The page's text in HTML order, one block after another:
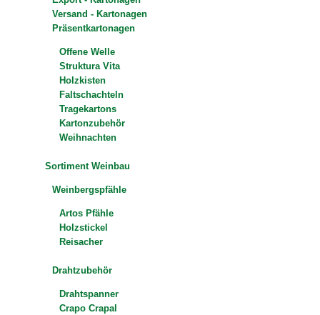
Versand - Kartonagen
Präsentkartonagen
Offene Welle
Struktura Vita
Holzkisten
Faltschachteln
Tragekartons
Kartonzubehör
Weihnachten
Sortiment Weinbau
Weinbergspfähle
Artos Pfähle
Holzstickel
Reisacher
Drahtzubehör
Drahtspanner
Crapo Crapal